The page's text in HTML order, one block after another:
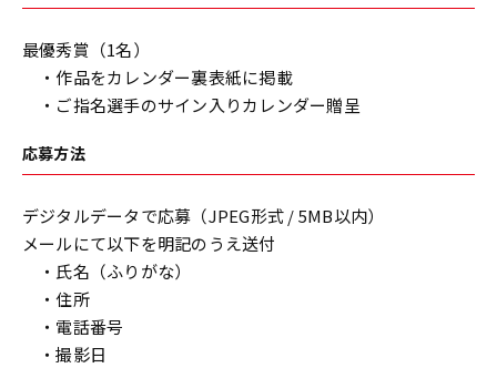
最優秀賞（1名）
・作品をカレンダー裏表紙に掲載
・ご指名選手のサイン入りカレンダー贈呈
応募方法
デジタルデータで応募（JPEG形式 / 5MB以内）
メールにて以下を明記のうえ送付
・氏名（ふりがな）
・住所
・電話番号
・撮影日